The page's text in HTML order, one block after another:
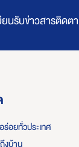
ยนรับข่าวสารติดต
อยทั่วประเทศ
งบ้าน